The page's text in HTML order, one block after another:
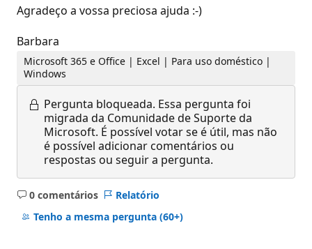
Agradeço a vossa preciosa ajuda :-)
Barbara
Microsoft 365 e Office | Excel | Para uso doméstico |
Windows
Pergunta bloqueada. Essa pergunta foi
migrada da Comunidade de Suporte da
Microsoft. É possível votar se é útil, mas não
é possível adicionar comentários ou
respostas ou seguir a pergunta.
0 comentários
Sem
comentários
Relatório
Tenho a mesma pergunta (60+)